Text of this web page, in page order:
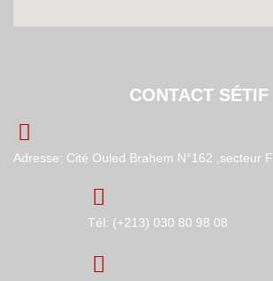
CONTACT SÉTIF
Adresse: Cité Ouled Brahem N°162 ,secteur F
Tél: (+213) 030 80 98 08